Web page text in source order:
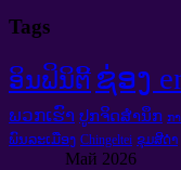
Tags
ອິນຟິນິຕີ້ ຊ່ອງ
ພວກເຮົາ ປູກຈິດສໍານຶກ ກ
ພົນລະເມືອງ Chingeltei ຂຸມສີດໍາ
Май 2026